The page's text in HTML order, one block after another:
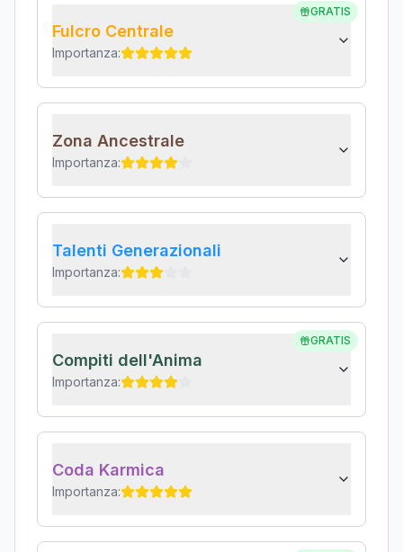
GRATIS
Fulcro Centrale
Importanza:
Zona Ancestrale
Importanza:
Talenti Generazionali
Importanza:
GRATIS
Compiti dell'Anima
Importanza:
Coda Karmica
Importanza: